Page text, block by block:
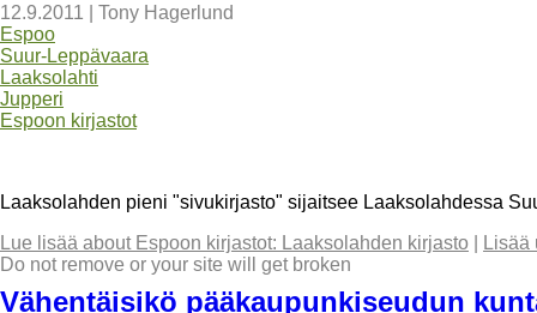
12.9.2011
Tony Hagerlund
Espoo
Suur-Leppävaara
Laaksolahti
Jupperi
Espoon kirjastot
Laaksolahden pieni "sivukirjasto" sijaitsee Laaksolahdessa
Lue lisää about Espoon kirjastot: Laaksolahden kirjasto
Lisää
Do not remove or your site will get broken
Vähentäisikö pääkaupunkiseudun